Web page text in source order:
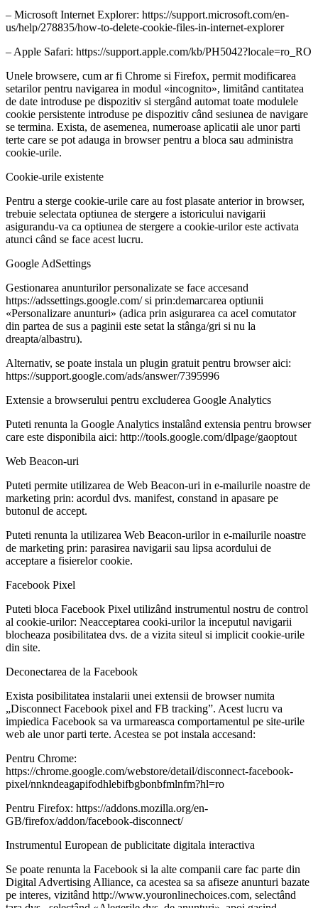
– Microsoft Internet Explorer: https://support.microsoft.com/en-
us/help/278835/how-to-delete-cookie-files-in-internet-explorer
– Apple Safari: https://support.apple.com/kb/PH5042?locale=ro_RO
Unele browsere, cum ar fi Chrome si Firefox, permit modificarea
setarilor pentru navigarea in modul «incognito», limitând cantitatea
de date introduse pe dispozitiv si stergând automat toate modulele
cookie persistente introduse pe dispozitiv când sesiunea de navigare
se termina. Exista, de asemenea, numeroase aplicatii ale unor parti
terte care se pot adauga in browser pentru a bloca sau administra
cookie-urile.
Cookie-urile existente
Pentru a sterge cookie-urile care au fost plasate anterior in browser,
trebuie selectata optiunea de stergere a istoricului navigarii
asigurandu-va ca optiunea de stergere a cookie-urilor este activata
atunci când se face acest lucru.
Google AdSettings
Gestionarea anunturilor personalizate se face accesand
https://adssettings.google.com/ si prin:demarcarea optiunii
«Personalizare anunturi» (adica prin asigurarea ca acel comutator
din partea de sus a paginii este setat la stânga/gri si nu la
dreapta/albastru).
Alternativ, se poate instala un plugin gratuit pentru browser aici:
https://support.google.com/ads/answer/7395996
Extensie a browserului pentru excluderea Google Analytics
Puteti renunta la Google Analytics instalând extensia pentru browser
care este disponibila aici: http://tools.google.com/dlpage/gaoptout
Web Beacon-uri
Puteti permite utilizarea de Web Beacon-uri in e-mailurile noastre de
marketing prin: acordul dvs. manifest, constand in apasare pe
butonul de accept.
Puteti renunta la utilizarea Web Beacon-urilor in e-mailurile noastre
de marketing prin: parasirea navigarii sau lipsa acordului de
acceptare a fisierelor cookie.
Facebook Pixel
Puteti bloca Facebook Pixel utilizând instrumentul nostru de control
al cookie-urilor: Neacceptarea cooki-urilor la inceputul navigarii
blocheaza posibilitatea dvs. de a vizita siteul si implicit cookie-urile
din site.
Deconectarea de la Facebook
Exista posibilitatea instalarii unei extensii de browser numita
„Disconnect Facebook pixel and FB tracking”. Acest lucru va
impiedica Facebook sa va urmareasca comportamentul pe site-urile
web ale unor parti terte. Acestea se pot instala accesand:
Pentru Chrome:
https://chrome.google.com/webstore/detail/disconnect-facebook-
pixel/nnkndeagapifodhlebifbgbonbfmlnfm?hl=ro
Pentru Firefox: https://addons.mozilla.org/en-
GB/firefox/addon/facebook-disconnect/
Instrumentul European de publicitate digitala interactiva
Se poate renunta la Facebook si la alte companii care fac parte din
Digital Advertising Alliance, ca acestea sa sa afiseze anunturi bazate
pe interes, vizitând http://www.youronlinechoices.com, selectând